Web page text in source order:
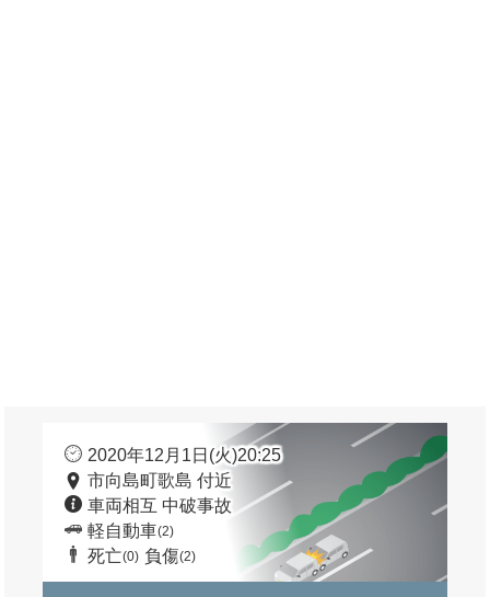
2020年12月1日(火)20:25
市向島町歌島 付近
車両相互 中破事故
軽自動車(2)
死亡(0) 負傷(2)